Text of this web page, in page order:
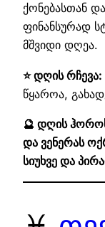
ქონებასთან
ფინანსურად
მშვიდი დღეა.
⭐ დღის რჩევა:
წყაროა,
🔮 დღის
და ვენერას
სიუხვე და